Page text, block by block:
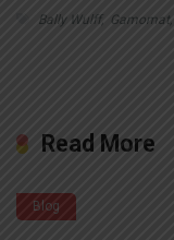
Bally Wulff, Gamomat
Read More
Blog